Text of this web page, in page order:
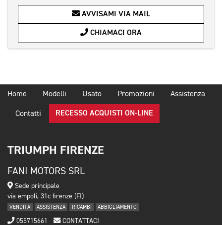
AVVISAMI VIA MAIL
CHIAMACI ORA
Home Modelli Usato Promozioni Assistenza
Contatti RECESSO ACQUISTI ON-LINE
TRIUMPH FIRENZE
FANI MOTORS SRL
Sede principale
via empoli, 31c firenze (FI)
VENDITA ASSISTENZA RICAMBI ABBIGLIAMENTO
055715661 CONTATTACI